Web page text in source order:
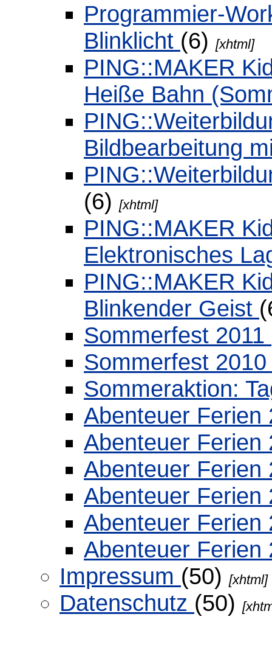
Programmier-
Blinklicht (6) [xhtml]
PING::MAKER
Heiße Bahn
Bildbearbeitung
(6) [xhtml]
PING::MAKER
Elektronisches
PING::MAKER
Blinkender Geist
Sommerfest 2011
Sommerfest
Sommeraktion:
Abenteuer
Abenteuer
Abenteuer
Abenteuer
Abenteuer
Abenteuer
Impressum (50) [xhtml]
Datenschutz (50)